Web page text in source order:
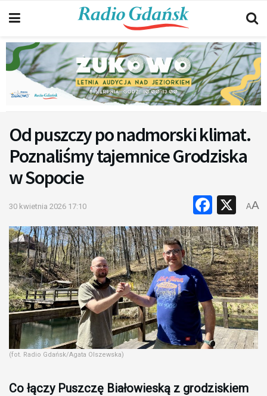
Od puszczy po nadmorski klimat.
Poznaliśmy tajemnice Grodziska
w Sopocie
30 kwietnia 2026 17:10 X
AA
(fot. Radio Gdańsk/Agata Olszewska)
Co łączy Puszczę Białowieską z grodziskiem